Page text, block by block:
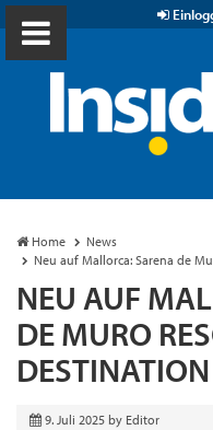
Home
News
Neu auf Mallorca: Sarena de
NEU AUF
DE MURO
9. Juli 2025 by Editor